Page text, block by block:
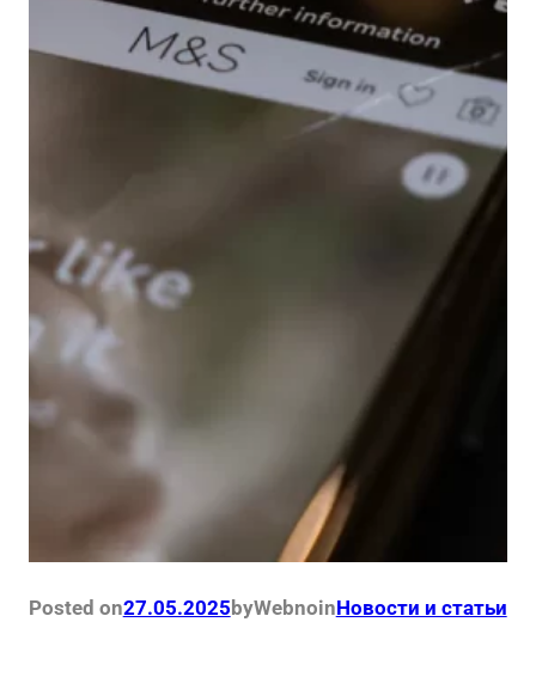
Posted on27.05.2025 byWebnoinНовости и статьи